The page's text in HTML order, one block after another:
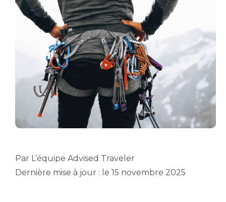
Par L’équipe Advised Traveler
Dernière mise à jour : le 15 novembre 2025